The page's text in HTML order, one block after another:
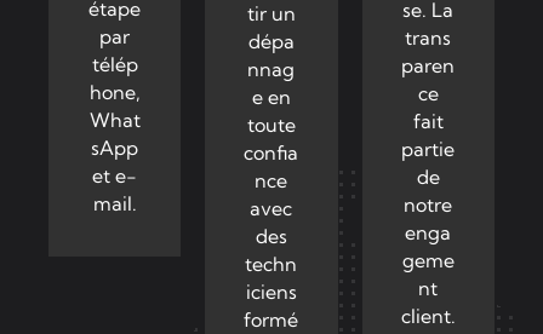
étape
par
télép
hone,
What
sApp
et e-
mail.
tir un
dépa
nnag
e en
toute
confia
nce
avec
des
techn
iciens
formé
se. La
trans
paren
ce
fait
partie
de
notre
enga
geme
nt
client.